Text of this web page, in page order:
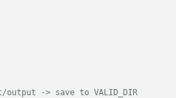
filename))
-> save to VALID_DIR